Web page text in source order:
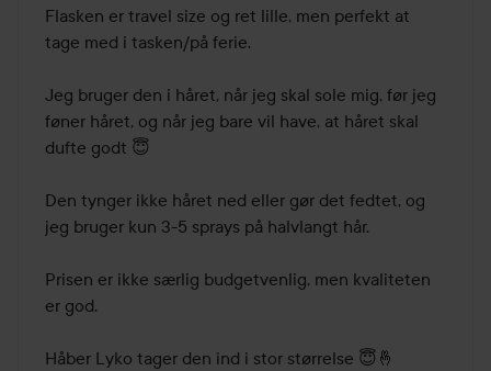
Flasken er travel size og ret lille, men perfekt at
tage med i tasken/på ferie.
Jeg bruger den i håret, når jeg skal sole mig, før jeg
føner håret, og når jeg bare vil have, at håret skal
dufte godt 😇
Den tynger ikke håret ned eller gør det fedtet, og
jeg bruger kun 3-5 sprays på halvlangt hår.
Prisen er ikke særlig budgetvenlig, men kvaliteten
er god.
Håber Lyko tager den ind i stor størrelse 😇🤞